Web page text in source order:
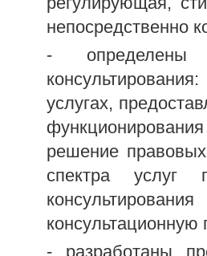
непосредственно
- определены
услугах,
решение
спектра услуг
консультационную
- разработаны